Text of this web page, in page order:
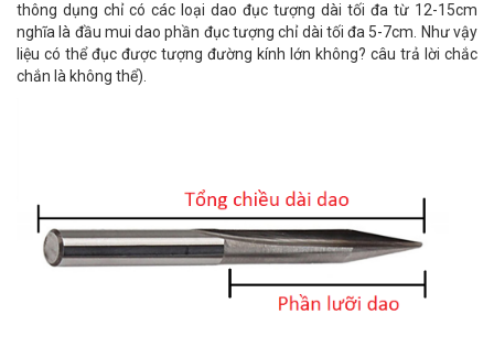
thông dụng chỉ có các loại dao đục tượng dài tối đa từ 12-15cm
nghĩa là đầu mui dao phần đục tượng chỉ dài tối đa 5-7cm. Như vậy
liệu có thể đục được tượng đường kính lớn không? câu trả lời chắc
chắn là không thể).